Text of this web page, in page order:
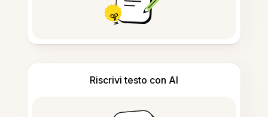
Riscrivi testo con AI